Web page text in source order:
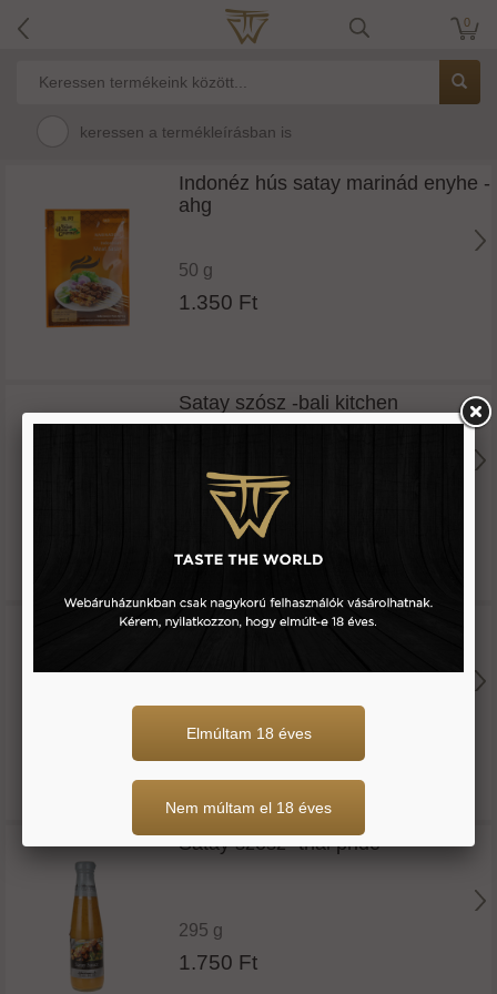
0
keressen a termékleírásban is
Indonéz hús satay marinád enyhe -
ahg
50 g
1.350 Ft
Satay szósz -bali kitchen
200 g
1.990 Ft
Satay szósz -lee kum kee
340 g
4.980 Ft
Satay szósz -thai pride
295 g
1.750 Ft
Elmúltam 18 éves
Nem múltam el 18 éves